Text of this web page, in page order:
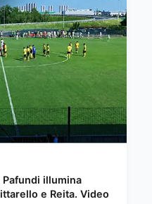
illumina
e Reita. Video